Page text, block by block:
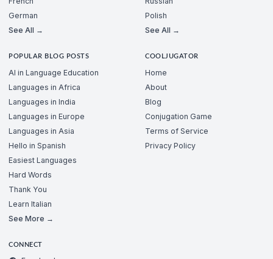
German
See All →
Polish
See All →
POPULAR BLOG POSTS
AI in Language Education
Languages in Africa
Languages in India
Languages in Europe
Languages in Asia
Hello in Spanish
Easiest Languages
Hard Words
Thank You
Learn Italian
See More →
COOLJUGATOR
Home
About
Blog
Conjugation Game
Terms of Service
Privacy Policy
CONNECT